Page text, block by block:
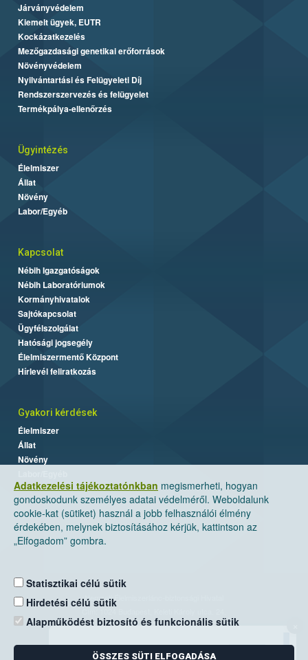
Adatkezelési tájékoztatónkban megismerheti, hogyan
gondoskodunk személyes adatai védelméről. Weboldalunk
cookie-kat (sütiket) használ a jobb felhasználói élmény
érdekében, melynek biztosításához kérjük, kattintson az
„Elfogadom” gombra.
Statisztikai célú sütik
Hirdetési célú sütik
Alapműködést biztosító és funkcionális sütik
ÖSSZES SÜTI ELFOGADÁSA
Járványvédelem
Kiemelt ügyek, EUTR
Kockázatkezelés
Mezőgazdasági genetikai erőforrások
Növényvédelem
Nyilvántartási és Felügyeleti Díj
Rendszerszervezés és felügyelet
Termékpálya-ellenőrzés
Ügyintézés
Élelmiszer
Állat
Növény
Labor/Egyéb
Kapcsolat
Nébih Igazgatóságok
Nébih Laboratóriumok
Kormányhivatalok
Sajtókapcsolat
Ügyfélszolgálat
Hatósági jogsegély
Élelmiszermentő Központ
Hírlevél feliratkozás
Gyakori kérdések
Élelmiszer
Állat
Növény
Nemzeti Élelmiszerlánc-biztonsági Hivatal
Levelezési cím: 1525 Budapest. Pf. 30.